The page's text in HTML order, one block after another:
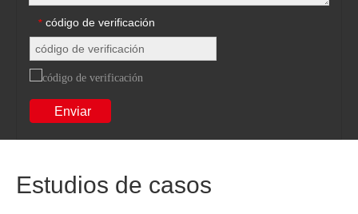
* código de verificación
Enviar
Estudios de casos